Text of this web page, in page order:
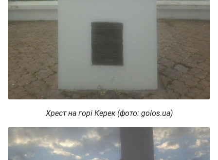
Хрест на горі Керек (фото: golos.ua)